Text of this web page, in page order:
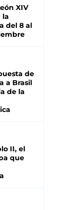
XIV
la
del 8 al
de
a Brasil
de la
II, el
que